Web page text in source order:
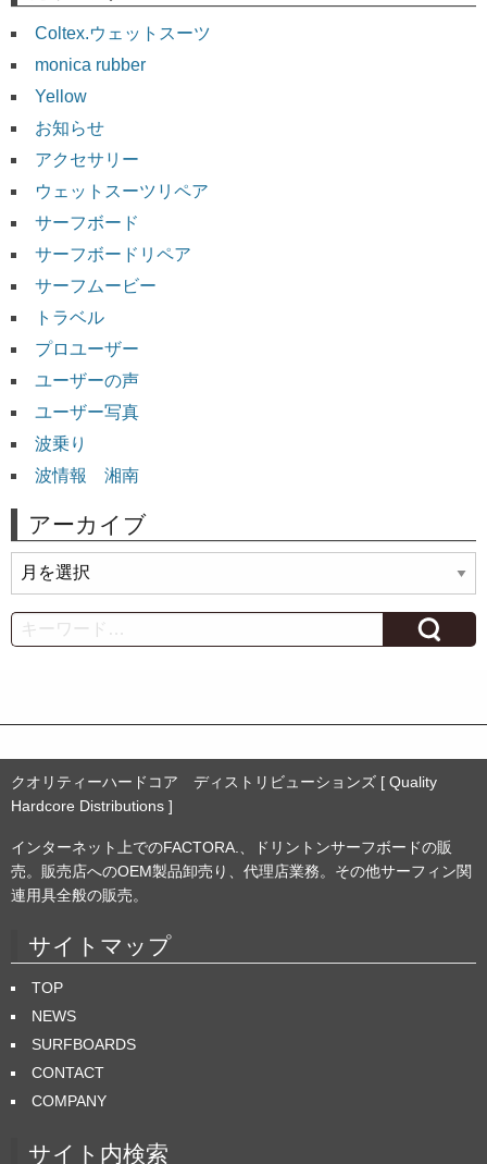
Coltex.ウェットスーツ
monica rubber
Yellow
お知らせ
アクセサリー
ウェットスーツリペア
サーフボード
サーフボードリペア
サーフムービー
トラベル
プロユーザー
ユーザーの声
ユーザー写真
波乗り
波情報 湘南
アーカイブ
ー
カ
イ
Search
クオリティーハードコア ディストリビューションズ [ Quality
Hardcore Distributions ]
インターネット上でのFACTORA.、ドリントンサーフボードの販
売。販売店へのOEM製品卸売り、代理店業務。その他サーフィン関
連用具全般の販売。
サイトマップ
TOP
NEWS
SURFBOARDS
CONTACT
COMPANY
サイト内検索